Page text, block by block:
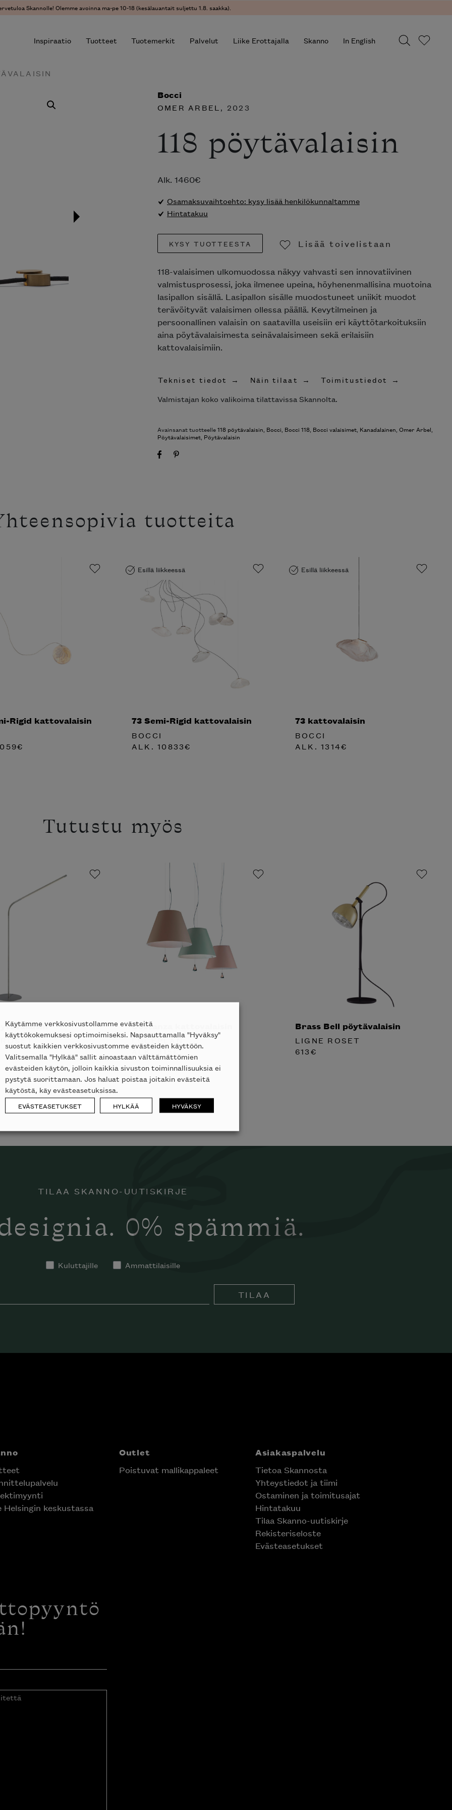
Skannolle! Olemme avoinna ma-pe 10-18 (kesälauantait suljettu 1.8. saakka).
Inspiraatio Tuotteet Tuotemerkit Palvelut Liike Erottajalla Skanno In English
Bocci
OMER ARBEL , 2023
118 pöytävalaisin
Alk. 1460€
Osamaksuvaihtoehto: kysy lisää henkilökunnaltamme
Hintatakuu
KYSY TUOTTEESTA
Lisää toivelistaan
118-valaisimen ulkomuodossa näkyy vahvasti sen innovatiivinen
valmistusprosessi, joka ilmenee upeina, höyhenenmallisina muotoina
lasipallon sisällä. Lasipallon sisälle muodostuneet uniikit muodot
terävöityvät valaisimen ollessa päällä. Kevytilmeinen ja
persoonallinen valaisin on saatavilla useisiin eri käyttötarkoituksiin
aina pöytävalaisimesta seinävalaisimeen sekä erilaisiin
kattovalaisimiin.
Tekniset tiedot Näin tilaat
Toimitustiedot
Valmistajan koko valikoima tilattavissa Skannolta.
Avainsanat tuotteelle118 pöytävalaisin, Bocci, Bocci 118, Bocci valaisimet, Kanadalainen, Omer Arbel,
Pöytävalaisimet, Pöytävalaisin
tuotteita
Rigid kattovalaisin
€
Esillä liikkeessä
73 Semi-Rigid kattovalaisin
BOCCI
ALK.10833€
Esillä liikkeessä
73 kattovalaisin
BOCCI
ALK.1314€
Tutustu myös
Costanza kattovalaisin
LUCEPLAN
ALK.315€
Brass Bell pöytävalaisin
LIGNE ROSET
613€
TILAA SKANNO-UUTISKIRJE
0% spämmiä.
Kuluttajille Ammattilaisille
TILAA
Helsingin keskustassa
Outlet
Poistuvat mallikappaleet
Asiakaspalvelu
Tietoa Skannosta
Yhteystiedot ja tiimi
Ostaminen ja toimitusajat
Hintatakuu
Tilaa Skanno-uutiskirje
Rekisteriseloste
Evästeasetukset
Käytämme verkkosivustollamme evästeitä
käyttökokemuksesi optimoimiseksi. Napsauttamalla "Hyväksy"
suostut kaikkien verkkosivustomme evästeiden käyttöön.
Valitsemalla "Hylkää" sallit ainoastaan välttämättömien
evästeiden käytön, jolloin kaikkia sivuston toiminnallisuuksia ei
pystytä suorittamaan. Jos haluat poistaa joitakin evästeitä
käytöstä, käy evästeasetuksissa.
EVÄSTEASETUKSET HYLKÄÄ HYVÄKSY